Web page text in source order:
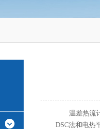
温差热流
DSC法和电热